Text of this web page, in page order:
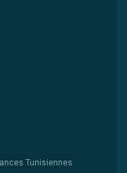
Tunisiennes